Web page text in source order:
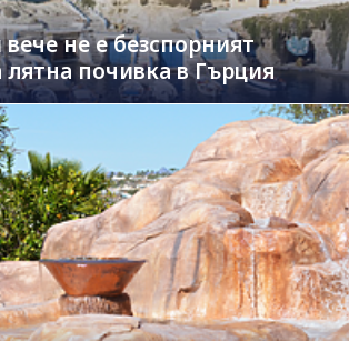
не е безспорният
лятна почивка в Гърция